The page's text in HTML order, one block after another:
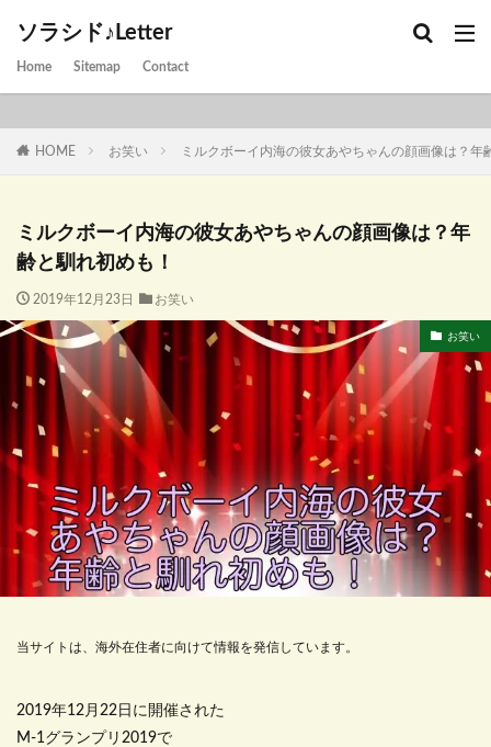
ソラシド♪Letter
Home Sitemap Contact
HOME お笑い ミルクボーイ内海の彼女あやちゃんの顔画像は？年
ミルクボーイ内海の彼女あやちゃんの顔画像は？年
齢と馴れ初めも！
2019年12月23日 お笑い
お笑い
当サイトは、海外在住者に向けて情報を発信しています。
2019年12月22日に開催された
M-1グランプリ2019で